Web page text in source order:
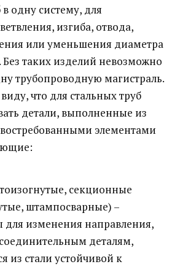
одну систему, для
изгиба, отвода,
или уменьшения диаметра
Без таких изделий невозможно
трубопроводную магистраль.
что для стальных труб
детали, выполненные из
элементами
секционные
штампосварные) –
изменения направления,
деталям,
из стали устойчивой к